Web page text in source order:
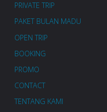
PRIVATE TRIP
PAKET BULAN MADU
OPEN TRIP
BOOKING
PROMO
CONTACT
TENTANG KAMI